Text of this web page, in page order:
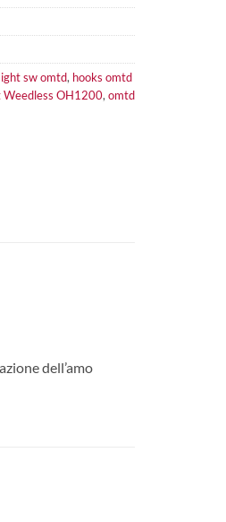
sw omtd, hooks omtd
Weedless OH1200, omtd
dell’amo